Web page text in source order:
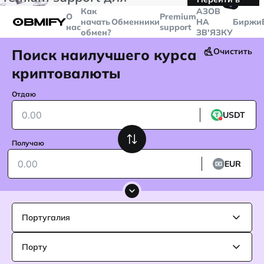
больше
$5000
Telegram
О
нас
Как
начать
обмен?
ОбменникиPremium
support
🤙
AЗОВ
НА
ЗВ'ЯЗКУ
Биржи
Поиск наилучшего курса
криптовалюты
Очистить
Отдаю
USDT
Получаю
EUR
Португалия
Порту